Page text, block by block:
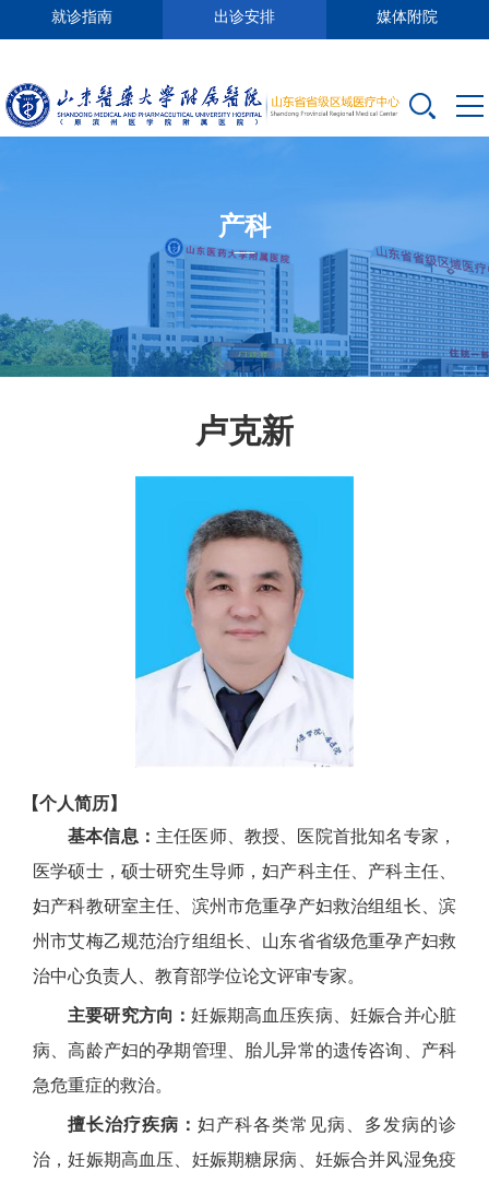
就诊指南 出诊安排 媒体附院
产科
卢克新
【个人简历】
基本信息： 主任医师、教授、医院首批知名专家，
医学硕士，硕士研究生导师，妇产科主任、产科主任、
妇产科教研室主任、滨州市危重孕产妇救治组组长、滨
州市艾梅乙规范治疗组组长、山东省省级危重孕产妇救
治中心负责人、教育部学位论文评审专家。
主要研究方向：妊娠期高血压疾病、妊娠合并心脏
病、高龄产妇的孕期管理、胎儿异常的遗传咨询、产科
急危重症的救治。
擅长治疗疾病： 妇产科各类常见病、多发病的诊
治，妊娠期高血压、妊娠期糖尿病、妊娠合并风湿免疫